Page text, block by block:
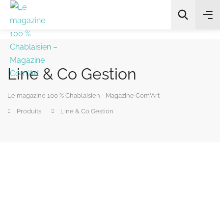
All Categories
Line & Co Gestion
Le magazine 100 % Chablaisien - Magazine Com'Art
Produits Line & Co Gestion